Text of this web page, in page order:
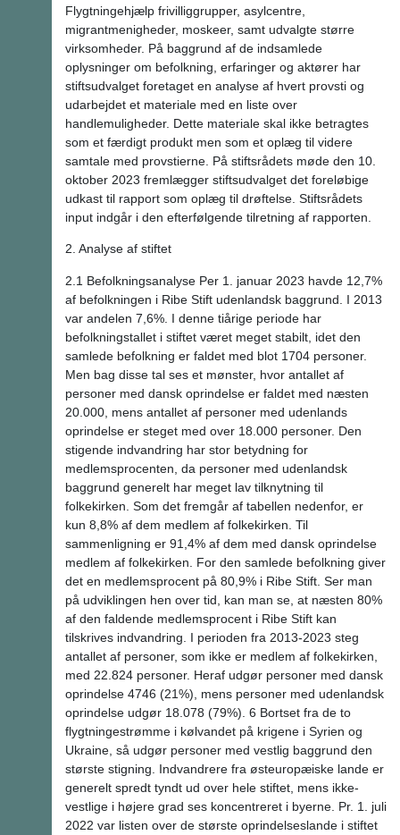
Flygtningehjælp frivilliggrupper, asylcentre,
migrantmenigheder, moskeer, samt udvalgte større
virksomheder. På baggrund af de indsamlede
oplysninger om befolkning, erfaringer og aktører har
stiftsudvalget foretaget en analyse af hvert provsti og
udarbejdet et materiale med en liste over
handlemuligheder. Dette materiale skal ikke betragtes
som et færdigt produkt men som et oplæg til videre
samtale med provstierne. På stiftsrådets møde den 10.
oktober 2023 fremlægger stiftsudvalget det foreløbige
udkast til rapport som oplæg til drøftelse. Stiftsrådets
input indgår i den efterfølgende tilretning af rapporten.
2. Analyse af stiftet
2.1 Befolkningsanalyse Per 1. januar 2023 havde 12,7%
af befolkningen i Ribe Stift udenlandsk baggrund. I 2013
var andelen 7,6%. I denne tiårige periode har
befolkningstallet i stiftet været meget stabilt, idet den
samlede befolkning er faldet med blot 1704 personer.
Men bag disse tal ses et mønster, hvor antallet af
personer med dansk oprindelse er faldet med næsten
20.000, mens antallet af personer med udenlands
oprindelse er steget med over 18.000 personer. Den
stigende indvandring har stor betydning for
medlemsprocenten, da personer med udenlandsk
baggrund generelt har meget lav tilknytning til
folkekirken. Som det fremgår af tabellen nedenfor, er
kun 8,8% af dem medlem af folkekirken. Til
sammenligning er 91,4% af dem med dansk oprindelse
medlem af folkekirken. For den samlede befolkning giver
det en medlemsprocent på 80,9% i Ribe Stift. Ser man
på udviklingen hen over tid, kan man se, at næsten 80%
af den faldende medlemsprocent i Ribe Stift kan
tilskrives indvandring. I perioden fra 2013-2023 steg
antallet af personer, som ikke er medlem af folkekirken,
med 22.824 personer. Heraf udgør personer med dansk
oprindelse 4746 (21%), mens personer med udenlandsk
oprindelse udgør 18.078 (79%). 6 Bortset fra de to
flygtningestrømme i kølvandet på krigene i Syrien og
Ukraine, så udgør personer med vestlig baggrund den
største stigning. Indvandrere fra østeuropæiske lande er
generelt spredt tyndt ud over hele stiftet, mens ikke-
vestlige i højere grad ses koncentreret i byerne. Pr. 1. juli
2022 var listen over de største oprindelseslande i stiftet